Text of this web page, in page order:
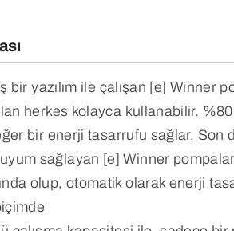
yazılım ile çalışan [e] Winner
herkes kolayca kullanabilir.
bir enerji tasarrufu sağlar. Son
sağlayan [e] Winner
olup, otomatik olarak enerji